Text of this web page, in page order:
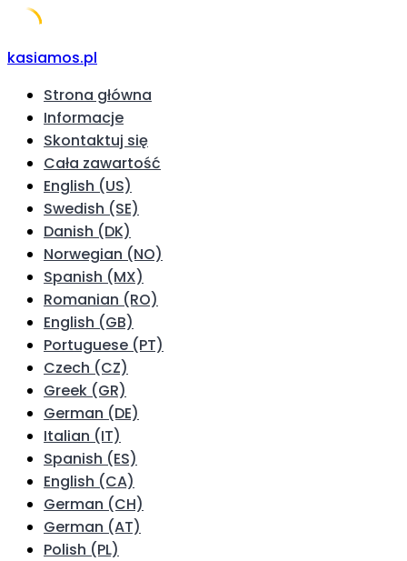
Skip
content
kasiamos.pl
Strona główna
Informacje
Skontaktuj się
Cała zawartość
English (US)
Swedish (SE)
Danish (DK)
Norwegian (NO)
Spanish (MX)
Romanian (RO)
English (GB)
Portuguese (PT)
Czech (CZ)
Greek (GR)
German (DE)
Italian (IT)
Spanish (ES)
English (CA)
German (CH)
German (AT)
Polish (PL)